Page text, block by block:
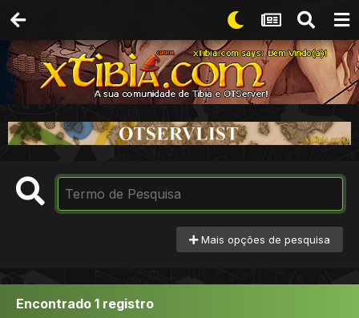
Mais opções de pesquisa
Encontrado 1 registro